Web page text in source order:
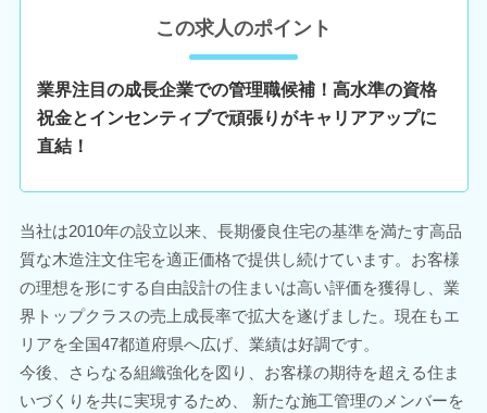
この求人のポイント
業界注目の成長企業での管理職候補！高水準の資格
祝金とインセンティブで頑張りがキャリアアップに
直結！
当社は2010年の設立以来、長期優良住宅の基準を満たす高品
質な木造注文住宅を適正価格で提供し続けています。お客様
の理想を形にする自由設計の住まいは高い評価を獲得し、業
界トップクラスの売上成長率で拡大を遂げました。現在もエ
リアを全国47都道府県へ広げ、業績は好調です。
今後、さらなる組織強化を図り、お客様の期待を超える住ま
いづくりを共に実現するため、 新たな施工管理のメンバーを